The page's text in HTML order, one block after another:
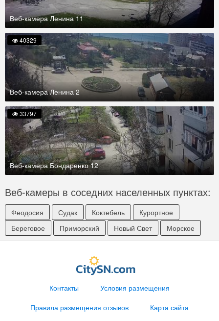
Веб-камера Ленина 11
Веб-камера Ленина 2
40329
Веб-камера Бондаренко 12
33797
Веб-камеры в соседних населенных пунктах:
Феодосия Судак Коктебель
Курортное
Береговое
Приморский Новый Свет Морское
Контакты
Условия размещения
Правила размещения отзывов
Карта сайта